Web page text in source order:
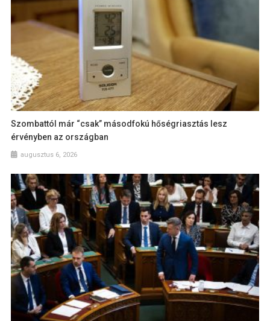
Szombattól már “csak” másodfokú hőségriasztás lesz
érvényben az országban
augusztus 6, 2026